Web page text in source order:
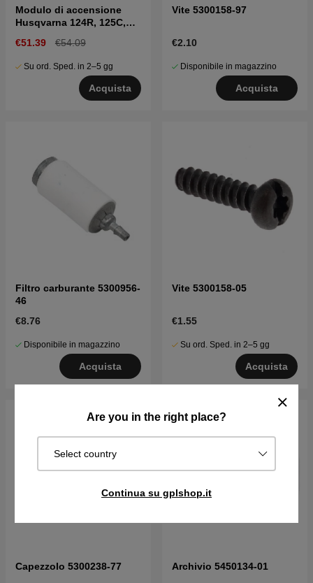
Are you in the right place?
Select country
Continua su gplshop.it
Modulo di accensione
Husqvarna 124R, 125C,
€51.39 €54.09
Su ord. Sped. in 2–5 gg
Acquista
Vite 5300158-97
€2.10
Disponibile in magazzino
Acquista
Filtro carburante 5300956-
46
€8.76
Disponibile in magazzino
Acquista
Vite 5300158-05
€1.55
Su ord. Sped. in 2–5 gg
Acquista
Capezzolo 5300238-77 Archivio 5450134-01